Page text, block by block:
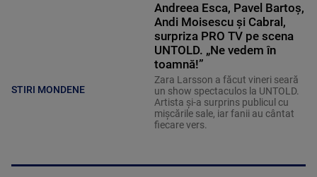
STIRI MONDENE
Andreea Esca, Pavel Bartoș,
Andi Moisescu și Cabral,
surpriza PRO TV pe scena
UNTOLD. „Ne vedem în
toamnă!”
Zara Larsson a făcut vineri seară
un show spectaculos la UNTOLD.
Artista și-a surprins publicul cu
mișcările sale, iar fanii au cântat
fiecare vers.